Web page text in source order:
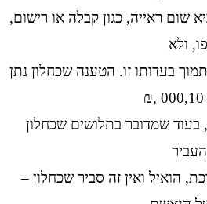
שום ראייה, כגון קבלה או רישום,
ולא
בעדותו זו. הטענה שכחלון נתן
בעוד שמדובר בתלושים שכחלון
הואיל ואין זה סביר שכחלון –